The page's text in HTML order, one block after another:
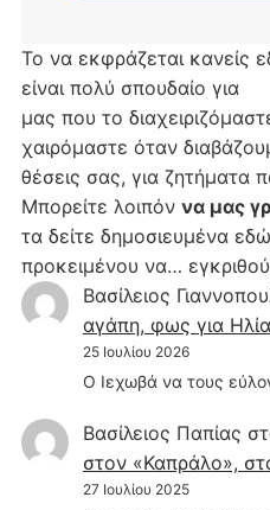
Το να εκφράζεται κανείς
είναι πολύ σπουδαίο για
μας που το
χαιρόμαστε όταν
θέσεις σας, για ζητήματα
Μπορείτε λοιπόν να μας
τα δείτε δημοσιευμένα
προκειμένου να…
Βασίλειος
αγάπη, φως για
25 Ιουλίου 2026
Ο Ιεχωβά να τους
Βασίλειος Παπίας
στον «Καπράλο»,
27 Ιουλίου 2025